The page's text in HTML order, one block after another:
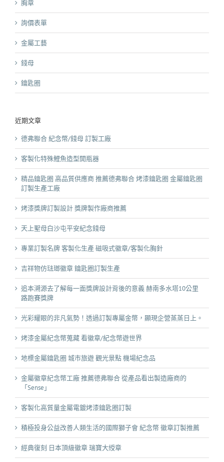
胸章
詢價表單
金屬工藝
錢母
鑰匙圈
近期文章
德弗聯合 紀念幣/錢母 訂製工廠
客製化特殊鯉魚造型開瓶器
精品鑰匙圈 高品質供應商 推薦德弗聯合 烤漆鑰匙圈 金屬鑰匙圈
訂製生產工廠
烤漆獎牌訂製設計 獎牌製作廠商推薦
天上聖母白沙屯平安紀念錢母
專業訂製名牌 客製化生產 磁吸式徽章/客製化胸針
吉祥物仿琺瑯徽章 鑰匙圈訂製生產
追本溯源去了解每一面獎牌設計背後的意義 赫南多水塔10公里
路跑賽獎牌
光彩耀眼的非凡氣勢！透過訂製專屬金幣，顯現企營蒸蒸日上。
烤漆金屬紀念幣蒐藏 看徽章/紀念幣遊世界
地標金屬鑰匙圈 城市旅遊 觀光景點 機場紀念品
金屬徽章紀念幣工廠 推薦德弗聯合 從產品看出製造廠商的
「Sense」
客製化高質量金屬電鍍烤漆鑰匙圈訂製
積極投身公益改善人類生活的國際獅子會 紀念幣 徽章訂製推薦
經典復刻 日本頂級徽章 瑞寶大綬章